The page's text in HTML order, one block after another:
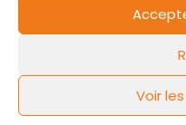
Voir
Mentions